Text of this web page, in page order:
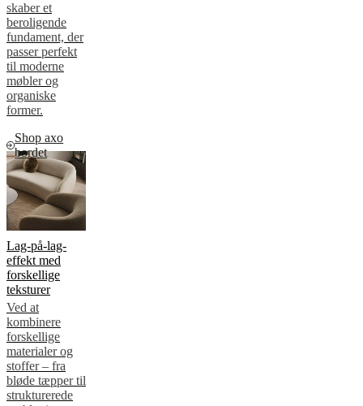
skaber et
beroligende
fundament, der
passer perfekt
til moderne
møbler og
organiske
former.
Shop axo
bordet
Lag-på-lag-
effekt med
forskellige
teksturer
Ved at
kombinere
forskellige
materialer og
stoffer – fra
bløde tæpper til
strukturerede